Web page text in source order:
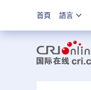
首頁 語言